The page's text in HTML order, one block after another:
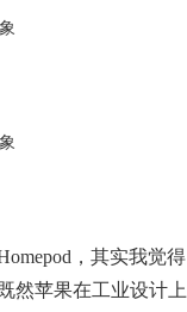
，其实我觉得
然苹果在工业设计上